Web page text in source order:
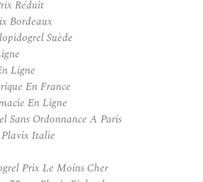
Réduit
Bordeaux
Suède
Ligne
En France
En Ligne
Sans Ordonnance A Paris
Italie
Prix Le Moins Cher